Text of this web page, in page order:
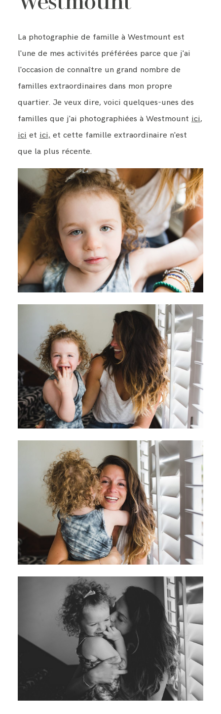
La photographie de famille à Westmount est
l'une de mes activités préférées parce que j'ai
l'occasion de connaître un grand nombre de
familles extraordinaires dans mon propre
quartier. Je veux dire, voici quelques-unes des
familles que j'ai photographiées à Westmount ici,
ici et ici, et cette famille extraordinaire n'est
que la plus récente.
BLOG
CONTACT ME